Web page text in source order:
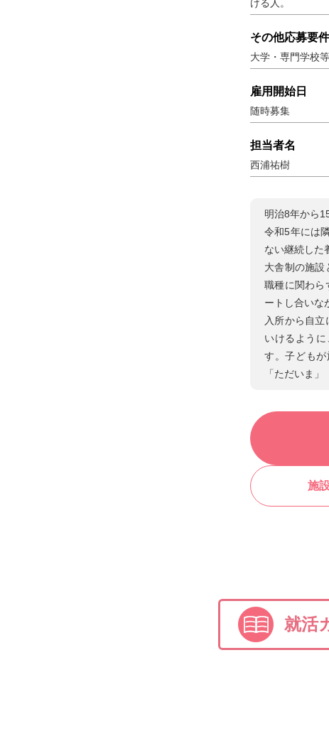
ける人。
その他応募要件
大学・専門学校
雇用開始日
随時募集
担当者名
西浦祐樹
明治8年から
令和5年には
ない継続した
大舎制の施設
職種に関わら
ートし合いな
入所から自
いけるよう
す。子ども
「ただいま
施
就活